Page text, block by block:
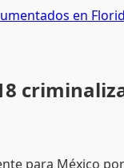
en
para México